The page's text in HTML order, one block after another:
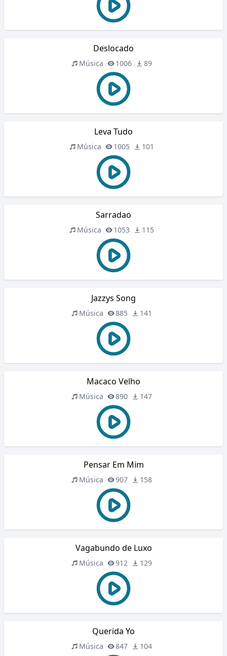
Deslocado
Música 1006 89
Leva Tudo
Música 1005 101
Sarradao
Música 1053 115
Jazzys Song
Música 885 141
Macaco Velho
Música 890 147
Pensar Em Mim
Música 907 158
Vagabundo de Luxo
Música 912 129
Querida Yo
Música 847 104